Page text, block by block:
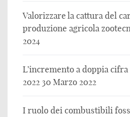
Valorizzare la cattura del
produzione agricola
2024
L’incremento a doppia
2022 30 Marzo 2022
I ruolo dei combustibili